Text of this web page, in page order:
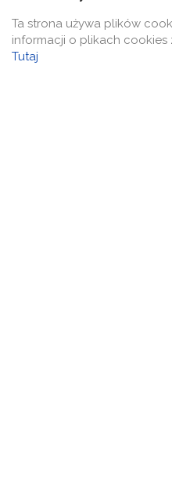
Ta strona używa plików
informacji o plikach cookies
Tutaj